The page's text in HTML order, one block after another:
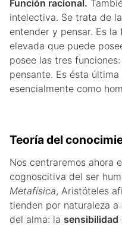
Función racional.
intelectiva. Se trata de
entender y pensar. Es
elevada que puede
posee las tres
pensante. Es ésta
esencialmente como
Teoría del
Nos centraremos ahora
cognoscitiva del ser
Metafísica, Aristóteles
tienden por naturaleza
del alma: la sensibilidad